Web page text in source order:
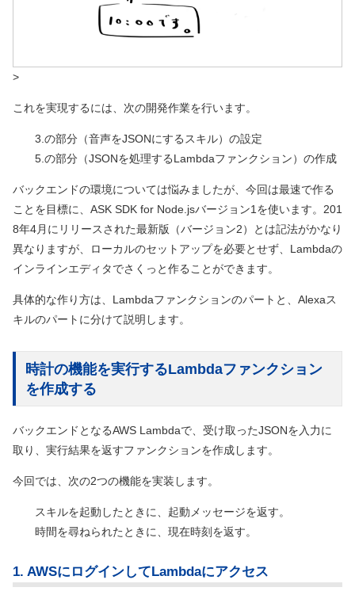
>
これを実現するには、次の開発作業を行います。
3.の部分 （音声をJSONにするスキル） の設定
5.の部分 （JSONを処理するLambdaファンクション） の作成
バックエンドの環境については悩みましたが、今回は最速で作る
ことを目標に、ASK SDK for Node.jsバージョン1を使います。201
8年4月にリリースされた最新版 （バージョン2）
とは記法がかなり
異なりますが、ローカルのセットアップを必要とせず、Lambdaの
インラインエディタでさくっと作ることができます。
具体的な作り方は、Lambdaファンクションのパートと、Alexaス
キルのパートに分けて説明します。
時計の機能を実行するLambdaファンクション
を作成する
バックエンドとなるAWS Lambdaで、受け取ったJSONを入力に
取り、実行結果を返すファンクションを作成します。
今回では、次の2つの機能を実装します。
スキルを起動したときに、起動メッセージを返す。
時間を尋ねられたときに、現在時刻を返す。
1. AWSにログインしてLambdaにアクセス